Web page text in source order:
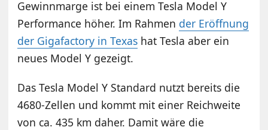
Gewinnmarge ist bei einem Tesla Model Y
Performance höher. Im Rahmen der Eröffnung
der Gigafactory in Texas hat Tesla aber ein
neues Model Y gezeigt.
Das Tesla Model Y Standard nutzt bereits die
4680-Zellen und kommt mit einer Reichweite
von ca. 435 km daher. Damit wäre die